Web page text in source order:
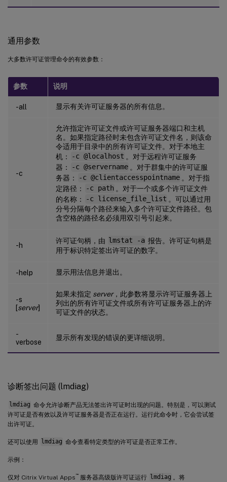
通用参数
大多数许可证管理命令的有效参数：
参数 说明
-all 显示有关许可证服务器的所有信息。
-c
允许指定许可证文件或许可证服务器端口和主机
名。如果指定路径时未包含许可证文件名，则该命
令适用于目录中的所有许可证文件。对于本地主
机：
-c @localhost 。对于远程许可证服务
器：
-c @servername 。对于群集中的许可证服
务器：
-c @clientaccesspointname 。对于指
定路径：
-c path 。对于一个或多个许可证文件
的名称：
-c license_file_list 。可以通过用
分号分隔每个路径来输入多个许可证文件路径。包
含空格的路径名必须用双引号引起来。
-h
许可证句柄，由 lmstat -a 报告。许可证句柄是
用于标识特定签出许可证的数字。
-help 显示用法信息并退出。
-s
[server]
如果未指定 server，此参数将显示许可证服务器上
列出的所有许可证文件或所有许可证服务器上的许
可证文件的状态。
-
verbose
显示所有发现的错误的更详细说明。
诊断签出问题 (lmdiag)
lmdiag 命令允许诊断产品无法签出许可证时出现的问题。特别是，可以测试
许可证是否有效以及许可证服务器是否正在运行。运行此命令时，它会尝试签
出许可证。
还可以使用 lmdiag 命令查看特定类型的许可证是否正常工作。
示例：
仅对 Citrix Virtual Apps ™ 服务器高级版许可证运行 lmdiag 。将